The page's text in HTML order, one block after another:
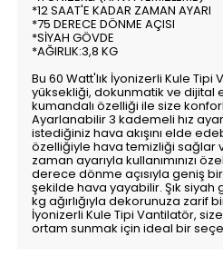
*12 SAAT'E KADAR ZAMAN AYARI
*75 DERECE DÖNME AÇISI
*SİYAH GÖVDE
*AĞIRLIK:3,8 KG
Bu 60 Watt'lık İyonizerli Kule Tipi
yüksekliği, dokunmatik ve dijital
kumandalı özelliği ile size
Ayarlanabilir 3 kademeli hız
istediğiniz hava akışını elde
özelliğiyle hava temizliği sağlar
zaman ayarıyla kullanımınızı
derece dönme açısıyla geniş
şekilde hava yayabilir. Şık siyah
kg ağırlığıyla dekorunuza zarif
İyonizerli Kule Tipi Vantilatör,
ortam sunmak için ideal bir